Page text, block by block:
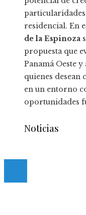
residencial. En
de la Espinoza
propuesta que
Panamá Oeste
quienes
en un entorno
oportunidades
Noticias